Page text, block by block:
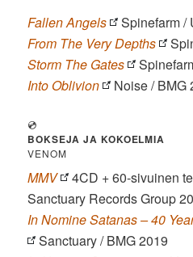
Fallen Angels
Spinefarm /
From The Very Depths
Storm The Gates
Into Oblivion
Noise / BMG
💿
BOKSEJA JA KOKOELMIA
VENOM
MMV
4CD + 60-sivuinen
Sanctuary Records Group
In Nomine Satanas – 40
Sanctuary / BMG 2019